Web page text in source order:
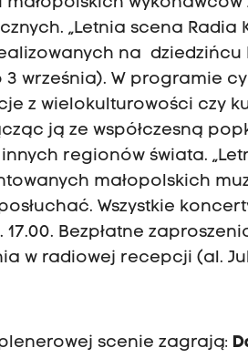
i małopolskich
„Letnia scena Radia
na dziedzińcu
września). W programie
z wielokulturowości czy
ją ze współczesną
regionów świata.
małopolskich
Wszystkie
Bezpłatne
w radiowej recepcji (al.
scenie zagrają: